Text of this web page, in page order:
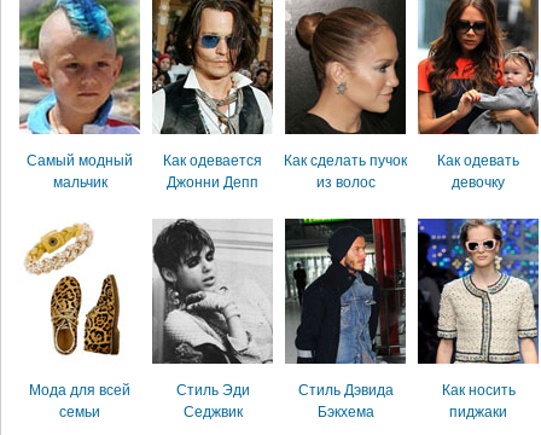
Самый модный
мальчик
Как одевается
Джонни Депп
Как сделать пучок
из волос
Как одевать
девочку
Мода для всей
семьи
Стиль Эди
Седжвик
Стиль Дэвида
Бэкхема
Как носить
пиджаки